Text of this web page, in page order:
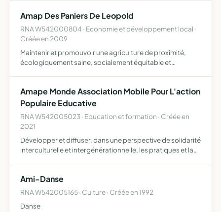
à…
Amap Des Paniers De Leopold
RNA W542000804 · Economie et développement local ·
Créée en 2009
Maintenir et promouvoir une agriculture de proximité,
écologiquement saine, socialement équitable et
Amape Monde Association Mobile Pour L'action
Populaire Educative
RNA W542005023 · Education et formation · Créée en
2021
Développer et diffuser, dans une perspective de solidarité
interculturelle et intergénérationnelle, les pratiques et la
Ami-Danse
RNA W542005165 · Culture · Créée en 1992
Danse